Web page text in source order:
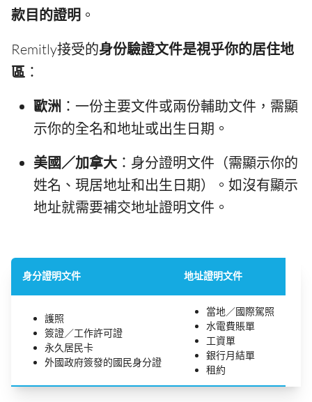
款目的證明 。
Remitly接受的身份驗證文件是視乎你的居住地
區 ：
歐洲 ：一份主要文件或兩份輔助文件，需顯
示你的全名和地址或出生日期。
美國／加拿大 ：身分證明文件（需顯示你的
姓名、現居地址和出生日期）。如沒有顯示
地址就需要補交地址證明文件。
身分證明文件 地址證明文件
護照
簽證／工作許可證
永久居民卡
外國政府簽發的國民身分證
當地／國際駕照
水電費賬單
工資單
銀行月結單
租約